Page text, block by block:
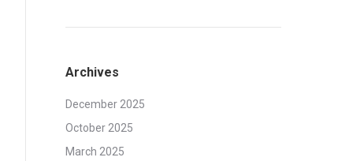
Archives
December 2025
October 2025
March 2025